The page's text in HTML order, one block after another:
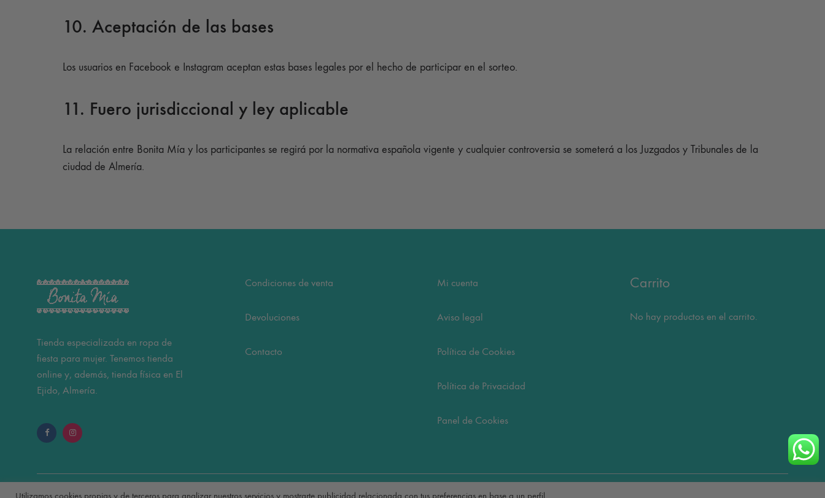
10. Aceptación de las bases
Los usuarios en Facebook e Instagram aceptan estas bases legales por el hecho de participar en el sorteo.
11. Fuero jurisdiccional y ley aplicable
La relación entre Bonita Mía y los participantes se regirá por la normativa española vigente y cualquier controversia se someterá a los Juzgados y Tribunales de la
ciudad de Almería.
Tienda especializada en ropa de
fiesta para mujer. Tenemos tienda
online y, además, tienda física en El
Ejido, Almería.
Condiciones de venta
Devoluciones
Contacto
Mi cuenta
Aviso legal
Política de Cookies
Política de Privacidad
Panel de Cookies
Carrito
No hay productos en el carrito.
Utilizamos cookies propias y de terceros para analizar nuestros servicios y mostrarte publicidad relacionada con tus preferencias en base a un perfil